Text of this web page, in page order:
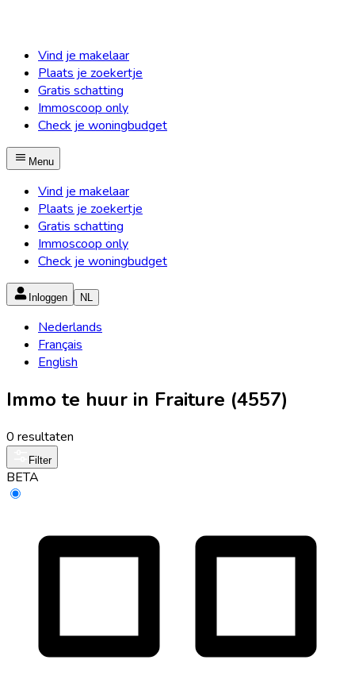
Vind je makelaar
Plaats je zoekertje
Gratis schatting
Immoscoop only
Check je woningbudget
Menu
Vind je makelaar
Plaats je zoekertje
Gratis schatting
Immoscoop only
Check je woningbudget
Inloggen NL
Nederlands
Français
English
Immo te huur in Fraiture (4557)
0 resultaten
Filter
BETA